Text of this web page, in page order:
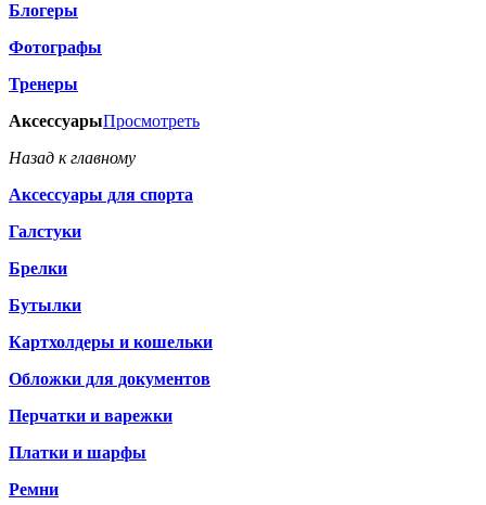
Блогеры
Фотографы
Тренеры
АксессуарыПросмотреть
Назад к главному
Аксессуары для спорта
Галстуки
Брелки
Бутылки
Картхолдеры и кошельки
Обложки для документов
Перчатки и варежки
Платки и шарфы
Ремни